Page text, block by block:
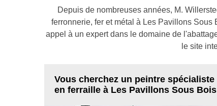
Depuis de nombreuses années, M.
ferronnerie, fer et métal à Les Pavillons
appel à un expert dans le domaine de
le site
Vous cherchez un peintre spécialiste
en ferraille à Les Pavillons Sous